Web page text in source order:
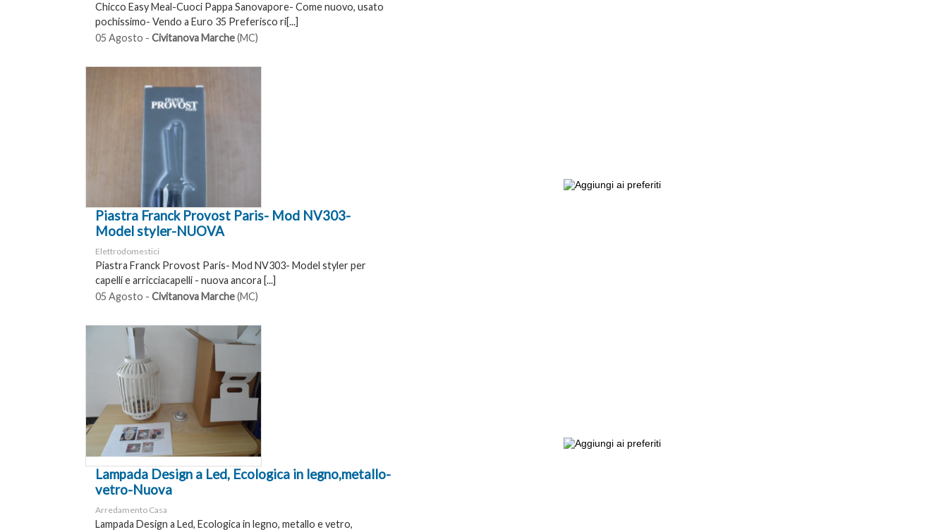
Chicco Easy Meal-Cuoci Pappa Sanovapore- Come nuovo, usato
pochissimo- Vendo a Euro 35 Preferisco ri[...]
05 Agosto - Civitanova Marche(MC)
Piastra Franck Provost Paris- Mod NV303-
Model styler-NUOVA
Elettrodomestici
Piastra Franck Provost Paris- Mod NV303- Model styler per
capelli e arricciacapelli - nuova ancora [...]
05 Agosto - Civitanova Marche(MC)
Lampada Design a Led, Ecologica in legno,metallo-
vetro-Nuova
Arredamento Casa
Lampada Design a Led, Ecologica in legno, metallo e vetro,